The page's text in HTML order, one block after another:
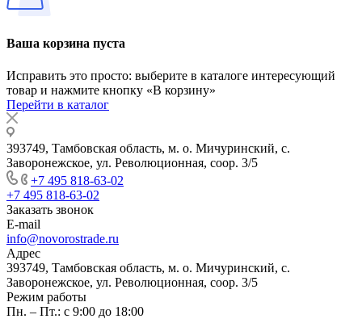
Ваша корзина пуста
Исправить это просто: выберите в каталоге интересующий
товар и нажмите кнопку «В корзину»
Перейти в каталог
393749, Тамбовская область, м. о. Мичуринский, с.
Заворонежское, ул. Революционная, соор. 3/5
+7 495 818-63-02
+7 495 818-63-02
Заказать звонок
E-mail
info@novorostrade.ru
Адрес
393749, Тамбовская область, м. о. Мичуринский, с.
Заворонежское, ул. Революционная, соор. 3/5
Режим работы
Пн. – Пт.: с 9:00 до 18:00